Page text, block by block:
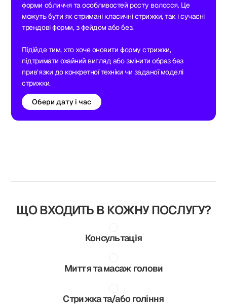
форми обличчя та особливостей росту волосся. Це
можуть бути як стримані класичні стрижки, так і сучасні
трендові форми, з фейдом або без.
Підійде тим, хто хоче оновити форму стрижки,
підтримати охайний вигляд або змінити образ без
прив’язки до конкретної техніки чи заданої моделі
стрижки.
Обери дату і час
ЩО ВХОДИТЬ В КОЖНУ ПОСЛУГУ?
Консультація
Миття та масаж голови
Стрижка та/або гоління